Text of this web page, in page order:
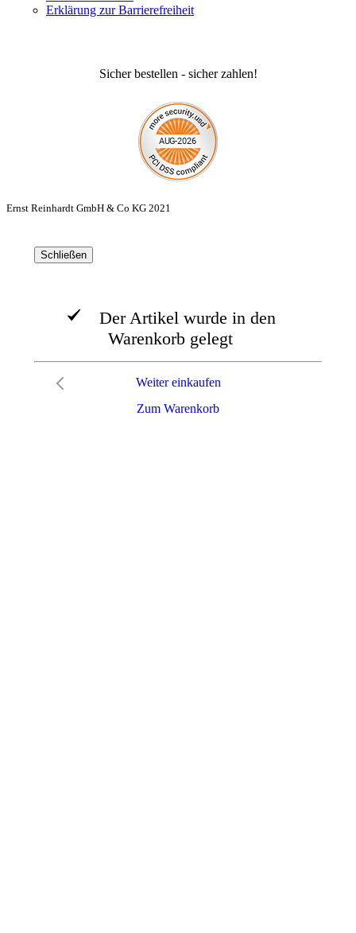
Erklärung zur Barrierefreiheit
Sicher bestellen - sicher zahlen!
Ernst Reinhardt GmbH & Co KG 2021
Schließen
Der Artikel wurde in den
Warenkorb gelegt
Zum Warenkorb
Weiter einkaufen